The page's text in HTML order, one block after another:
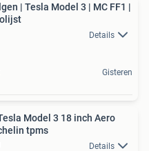
| Tesla Model 3 | MC FF1 |
Details
Gisteren
Model 3 18 inch Aero
tpms
Details